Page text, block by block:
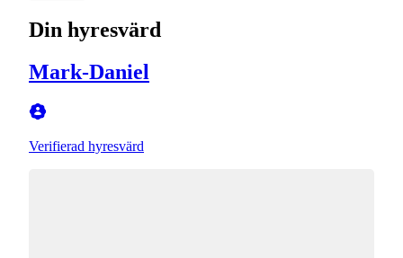
Din hyresvärd
Mark-Daniel
Verifierad hyresvärd